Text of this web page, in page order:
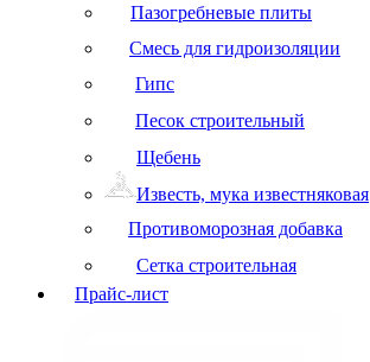
Пазогребневые плиты
Смесь для гидроизоляции
Гипс
Песок строительный
Щебень
Известь, мука известняковая
Противоморозная добавка
Сетка строительная
Прайс-лист